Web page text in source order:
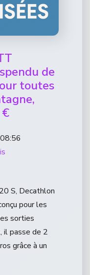
de
toutes
S, Decathlon
pour les
sorties
il passe de 2
grâce à un